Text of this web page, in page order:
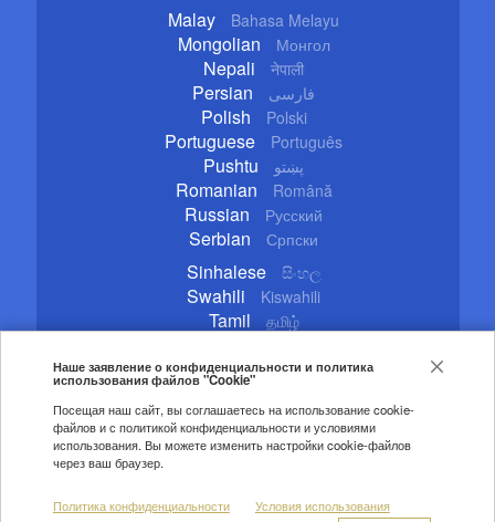
Malay Bahasa Melayu
Mongolian Монгол
Nepali नेपाली
Persian فارسی
Polish Polski
Portuguese Português
Pushtu پښتو
Romanian Română
Russian Русский
Serbian Српски
Sinhalese සිංහල
Swahili Kiswahili
Tamil தமிழ்
Turkish Türkçe
Ukrainian
Urdu اردو
Vietnamese Tiếng Việt
Правила цитирования
Авторские права
Наше заявление о конфиденциальности и политика
использования файлов "Cookie"
Посещая наш сайт, вы соглашаетесь на использование cookie-
файлов и с политикой конфиденциальности и условиями
использования. Вы можете изменить настройки cookie-файлов
через ваш браузер.
Политика конфиденциальности
Условия использования